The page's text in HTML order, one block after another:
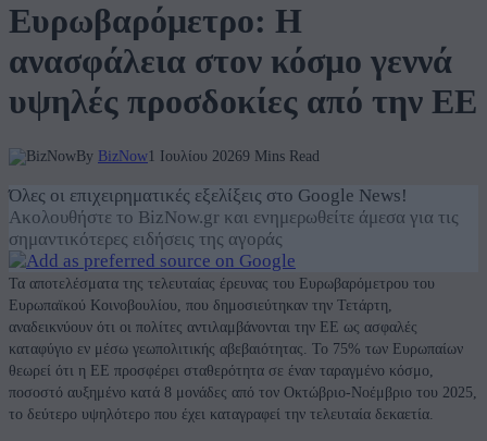
Ευρωβαρόμετρο: Η
ανασφάλεια στον κόσμο γεννά
υψηλές προσδοκίες από την ΕΕ
By BizNow1 Ιουλίου 20269 Mins Read
Όλες οι επιχειρηματικές εξελίξεις στο Google News!
Ακολουθήστε το BizNow.gr και ενημερωθείτε άμεσα για τις
σημαντικότερες ειδήσεις της αγοράς
Τα αποτελέσματα της τελευταίας έρευνας του Ευρωβαρόμετρου του
Ευρωπαϊκού Κοινοβουλίου, που δημοσιεύτηκαν την Τετάρτη,
αναδεικνύουν ότι οι πολίτες αντιλαμβάνονται την ΕΕ ως ασφαλές
καταφύγιο εν μέσω γεωπολιτικής αβεβαιότητας. Το 75% των Ευρωπαίων
θεωρεί ότι η ΕΕ προσφέρει σταθερότητα σε έναν ταραγμένο κόσμο,
ποσοστό αυξημένο κατά 8 μονάδες από τον Οκτώβριο-Νοέμβριο του 2025,
το δεύτερο υψηλότερο που έχει καταγραφεί την τελευταία δεκαετία.